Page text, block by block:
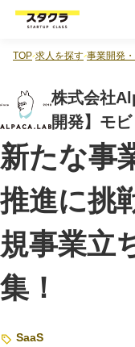
企業を探す
適性診断 無料・5分
スタクラが選ばれ
スタートアップ
紹介する企業につ
TOP 求人を探す 事業開発
株式会社
開発】モ
新たな事
推進に挑
規事業立
集！
SaaS